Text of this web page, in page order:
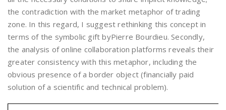
the contradiction with the market metaphor of trading
zone. In this regard, I suggest rethinking this concept in
terms of the symbolic gift byPierre Bourdieu. Secondly,
the analysis of online collaboration platforms reveals their
greater consistency with this metaphor, including the
obvious presence of a border object (financially paid
solution of a scientific and technical problem).